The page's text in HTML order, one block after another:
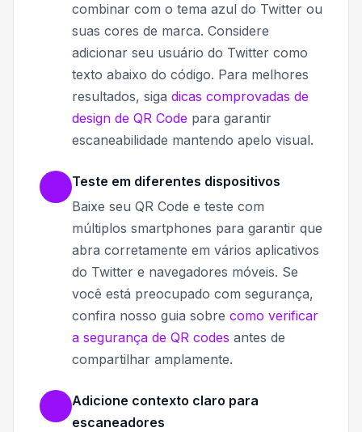
combinar com o tema azul do Twitter ou
suas cores de marca. Considere
adicionar seu usuário do Twitter como
texto abaixo do código. Para melhores
resultados, siga dicas comprovadas de
design de QR Code para garantir
escaneabilidade mantendo apelo visual.
Teste em diferentes dispositivos
Baixe seu QR Code e teste com
múltiplos smartphones para garantir que
abra corretamente em vários aplicativos
do Twitter e navegadores móveis. Se
você está preocupado com segurança,
confira nosso guia sobre como verificar
a segurança de QR codes antes de
compartilhar amplamente.
Adicione contexto claro para
escaneadores